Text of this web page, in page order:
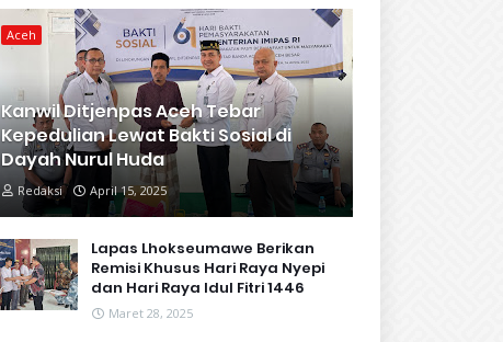
Aceh
Kanwil Ditjenpas Aceh Tebar
Kepedulian Lewat Bakti Sosial di
Dayah Nurul Huda
Redaksi April 15, 2025
Lapas Lhokseumawe Berikan
Remisi Khusus Hari Raya Nyepi
dan Hari Raya Idul Fitri 1446
Maret 28, 2025